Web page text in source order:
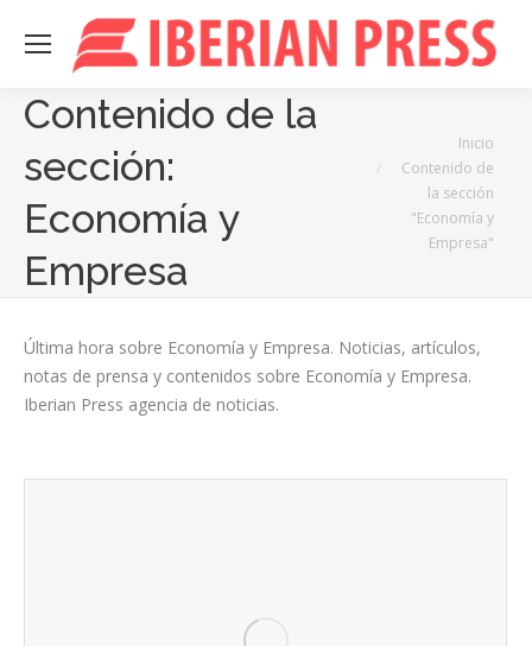
Contenido de la
sección:
Economía y
Empresa
Inicio
Contenido de
la sección
"Economía y
Empresa"
Última hora sobre Economía y Empresa. Noticias, artículos,
notas de prensa y contenidos sobre Economía y Empresa.
Iberian Press agencia de noticias.